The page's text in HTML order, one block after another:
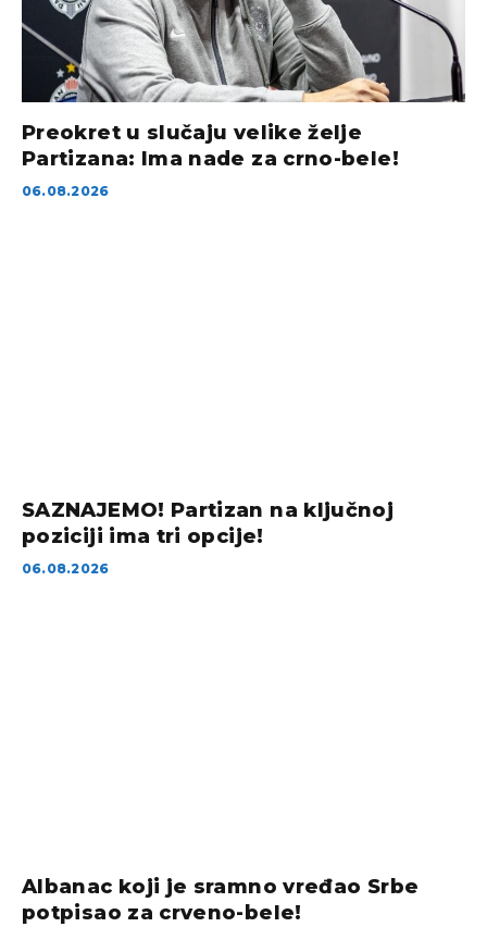
Preokret u slučaju velike želje
Partizana: Ima nade za crno-bele!
06.08.2026
SAZNAJEMO! Partizan na ključnoj
poziciji ima tri opcije!
06.08.2026
Albanac koji je sramno vređao Srbe
potpisao za crveno-bele!